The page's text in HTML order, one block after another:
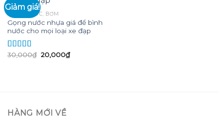
Giảm giá!
Add to
wishlist
GỌNG NƯỚC, BƠM
Gọng nước nhựa giá để bình
nước cho mọi loại xe đạp
Được xếp
30,000₫ Giá
gốc
20,000₫Giá
hiện
HÀNG MỚI VỀ